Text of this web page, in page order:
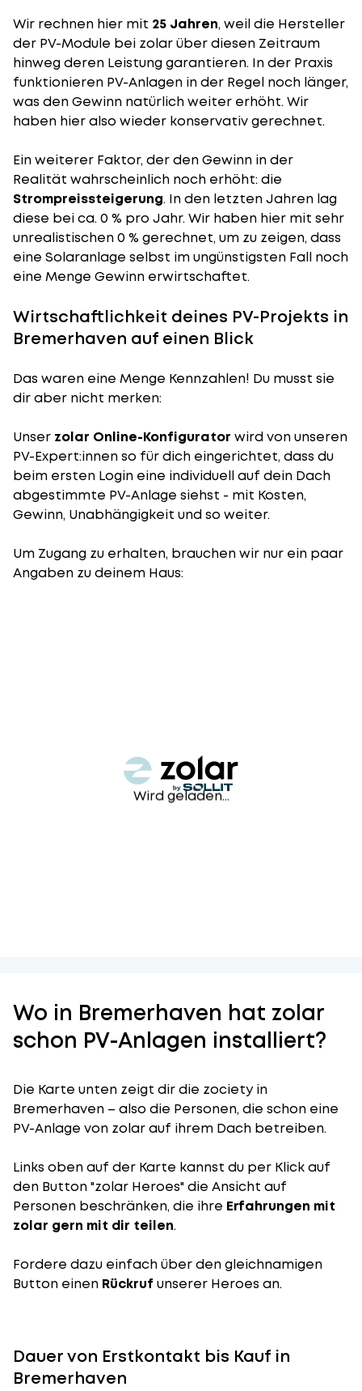
Wir rechnen hier mit 25 Jahren, weil die Hersteller
der PV-Module bei zolar über diesen Zeitraum
hinweg deren Leistung garantieren. In der Praxis
funktionieren PV-Anlagen in der Regel noch länger,
was den Gewinn natürlich weiter erhöht. Wir
haben hier also wieder konservativ gerechnet.
Ein weiterer Faktor, der den Gewinn in der
Realität wahrscheinlich noch erhöht: die
Strompreissteigerung. In den letzten Jahren lag
diese bei ca. 0 % pro Jahr. Wir haben hier mit sehr
unrealistischen 0 % gerechnet, um zu zeigen, dass
eine Solaranlage selbst im ungünstigsten Fall noch
eine Menge Gewinn erwirtschaftet.
Wirtschaftlichkeit deines PV-Projekts in
Bremerhaven auf einen Blick
Das waren eine Menge Kennzahlen! Du musst sie
dir aber nicht merken:
Unser zolar Online-Konfigurator wird von unseren
PV-Expert:innen so für dich eingerichtet, dass du
beim ersten Login eine individuell auf dein Dach
abgestimmte PV-Anlage siehst - mit Kosten,
Gewinn, Unabhängigkeit und so weiter.
Um Zugang zu erhalten, brauchen wir nur ein paar
Angaben zu deinem Haus:
Wird geladen...
Wo in Bremerhaven hat zolar
schon PV-Anlagen installiert?
Die Karte unten zeigt dir die zociety in
Bremerhaven – also die Personen, die schon eine
PV-Anlage von zolar auf ihrem Dach betreiben.
Links oben auf der Karte kannst du per Klick auf
den Button "zolar Heroes" die Ansicht auf
Personen beschränken, die ihre Erfahrungen mit
zolar gern mit dir teilen.
Fordere dazu einfach über den gleichnamigen
Button einen Rückruf unserer Heroes an.
Dauer von Erstkontakt bis Kauf in
Bremerhaven